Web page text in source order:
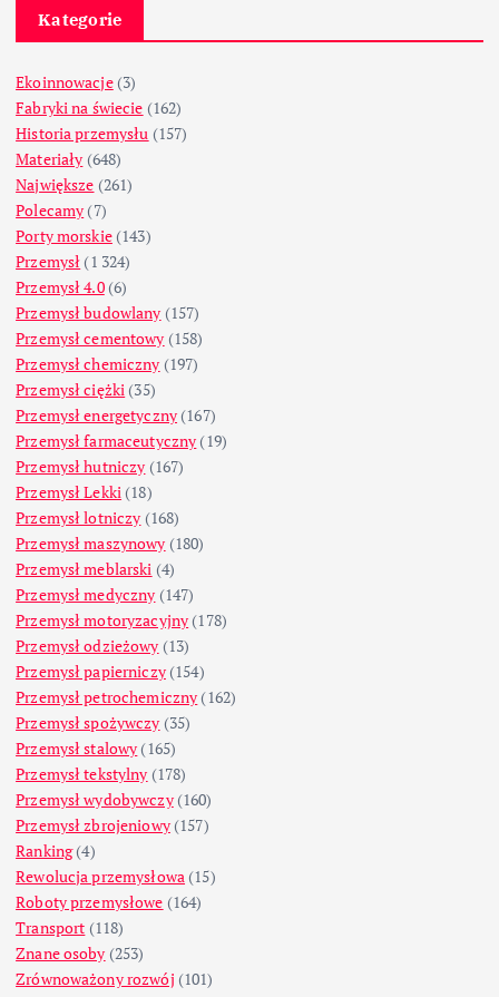
Kategorie
Ekoinnowacje(3)
Fabryki na świecie (162)
Historia przemysłu (157)
Materiały (648)
Największe (261)
Polecamy (7)
Porty morskie(143)
Przemysł (1 324)
Przemysł 4.0(6)
Przemysł budowlany (157)
Przemysł cementowy (158)
Przemysł chemiczny (197)
Przemysł ciężki (35)
Przemysł energetyczny (167)
Przemysł farmaceutyczny (19)
Przemysł hutniczy (167)
Przemysł Lekki (18)
Przemysł lotniczy (168)
Przemysł maszynowy (180)
Przemysł meblarski (4)
Przemysł medyczny (147)
Przemysł motoryzacyjny (178)
Przemysł odzieżowy (13)
Przemysł papierniczy(154)
Przemysł petrochemiczny (162)
Przemysł spożywczy (35)
Przemysł stalowy (165)
Przemysł tekstylny (178)
Przemysł wydobywczy(160)
Przemysł zbrojeniowy(157)
Ranking(4)
Rewolucja przemysłowa (15)
Roboty przemysłowe (164)
Transport (118)
Znane osoby (253)
Zrównoważony rozwój (101)